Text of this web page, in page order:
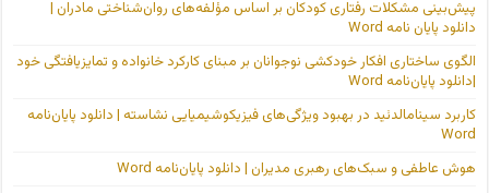
پیش‌بینی مشکلات رفتاری کودکان بر اساس مؤلفه‌های روان‌شناختی مادران |
دانلود پایان نامه Word
الگوی ساختاری افکار خودکشی نوجوانان بر مبنای کارکرد خانواده و تمایزیافتگی خود
|دانلود پایان‌نامه Word
کاربرد سینامالدئید در بهبود ویژگی‌های فیزیکوشیمیایی نشاسته | دانلود پایان‌نامه
Word
هوش عاطفی و سبک‌های رهبری مدیران | دانلود پایان‌نامه Word